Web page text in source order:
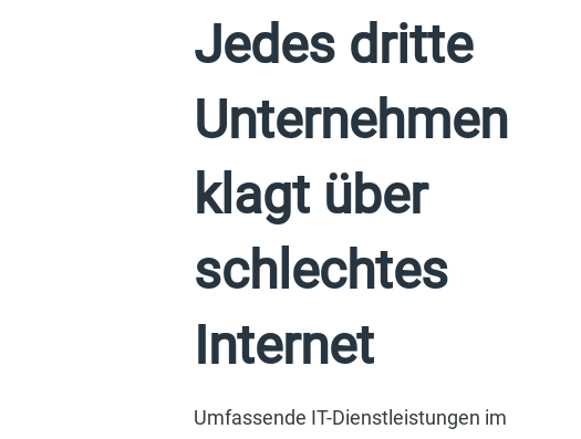
Jedes dritte
Unternehmen
klagt über
schlechtes
Internet
Umfassende IT-Dienstleistungen im